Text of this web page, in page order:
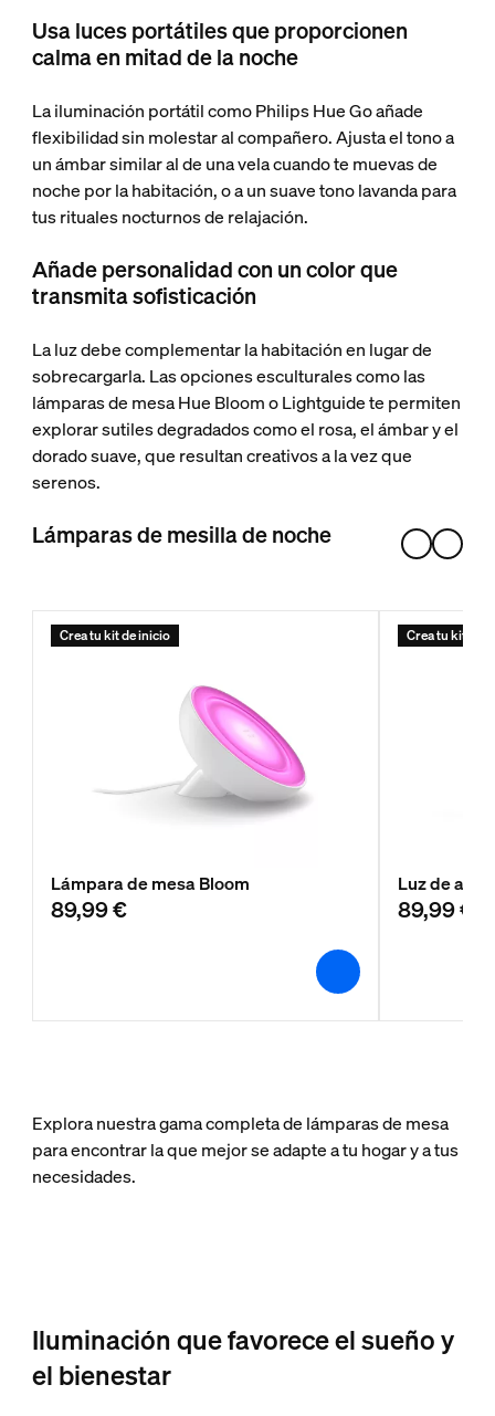
Usa luces portátiles que proporcionen
calma en mitad de la noche
La iluminación portátil como Philips Hue Go añade
flexibilidad sin molestar al compañero. Ajusta el tono a
un ámbar similar al de una vela cuando te muevas de
noche por la habitación, o a un suave tono lavanda para
tus rituales nocturnos de relajación.
Añade personalidad con un color que
transmita sofisticación
La luz debe complementar la habitación en lugar de
sobrecargarla. Las opciones esculturales como las
lámparas de mesa Hue Bloom o Lightguide te permiten
explorar sutiles degradados como el rosa, el ámbar y el
dorado suave, que resultan creativos a la vez que
serenos.
Lámparas de mesilla de noche
Crea tu kit de inicio
Lámpara de mesa Bloom
89,99 €
Crea tu kit de
Luz de
89,99 €
Explora nuestra gama completa de lámparas de mesa
para encontrar la que mejor se adapte a tu hogar y a tus
necesidades.
Iluminación que favorece el sueño y
el bienestar